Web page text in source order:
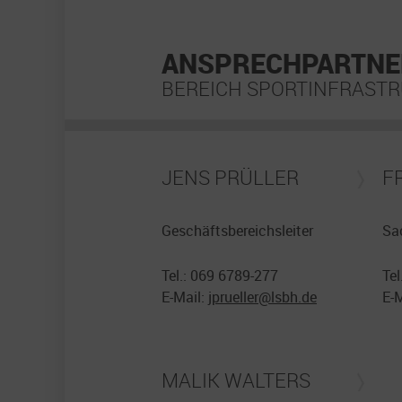
BEREICH
JENS PRÜLLER
Geschäftsbereichsleiter
Tel.: 069 6789-277
E-Mail: jprueller@lsbh.de
E-
MALIK WALTERS